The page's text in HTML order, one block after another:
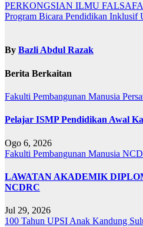
PERKONGSIAN ILMU
Program Bicara Pendidikan Inklusif
By Bazli Abdul Razak
Berita Berkaitan
Fakulti Pembangunan Manusia
Pelajar ISMP Pendidikan Awal
Ogo 6, 2026
Fakulti Pembangunan Manusia
LAWATAN AKADEMIK
NCDRC
Jul 29, 2026
100 Tahun UPSI Anak Kandung